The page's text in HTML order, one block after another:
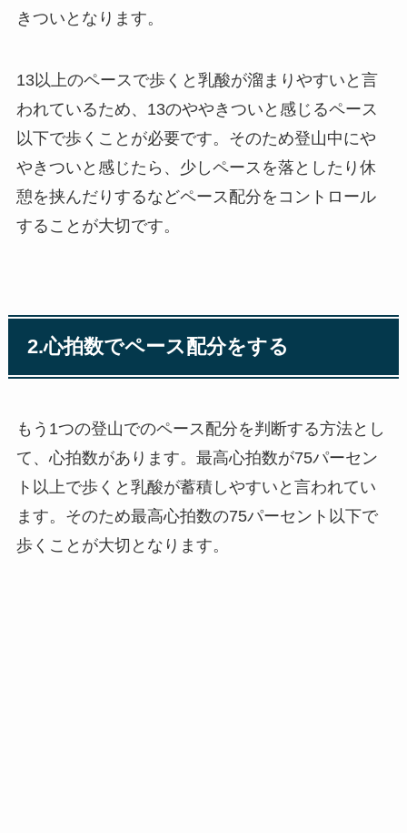
きついとなります。
13以上のペースで歩くと乳酸が溜まりやすいと言
われているため、13のややきついと感じるペース
以下で歩くことが必要です。そのため登山中にや
やきついと感じたら、少しペースを落としたり休
憩を挟んだりするなどペース配分をコントロール
することが大切です。
2.心拍数でペース配分をする
もう1つの登山でのペース配分を判断する方法とし
て、心拍数があります。最高心拍数が75パーセン
ト以上で歩くと乳酸が蓄積しやすいと言われてい
ます。そのため最高心拍数の75パーセント以下で
歩くことが大切となります。